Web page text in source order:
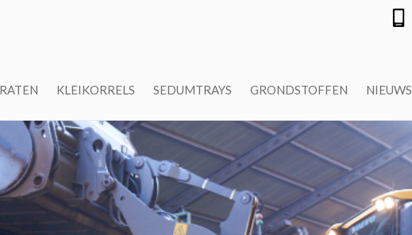
KLEIKORRELS SEDUMTRAYS GRONDSTOFFEN NIEUWS